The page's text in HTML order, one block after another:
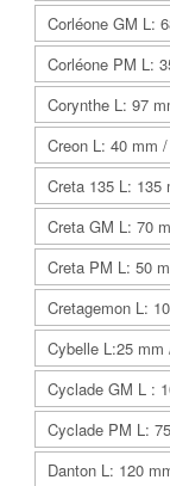
Corléone GM L:
Corléone PM L:
Corynthe L: 97
Creon L: 40 mm
Creta 135 L: 135
Creta GM L: 70
Creta PM L: 50
Cretagemon L:
Cybelle L:25 mm
Cyclade GM L :
Cyclade PM L:
Danton L: 120